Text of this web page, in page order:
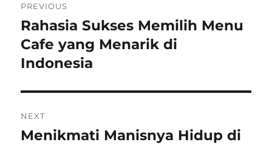
navigation
PREVIOUS
Previous
post:
Rahasia Sukses Memilih Menu
Cafe yang Menarik di
Indonesia
NEXT
Next
Menikmati Manisnya Hidup di